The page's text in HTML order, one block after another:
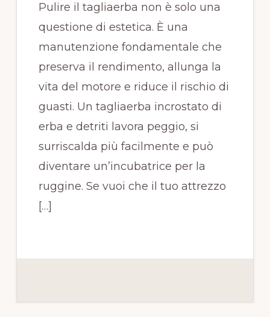
Pulire il tagliaerba non è solo una
questione di estetica. È una
manutenzione fondamentale che
preserva il rendimento, allunga la
vita del motore e riduce il rischio di
guasti. Un tagliaerba incrostato di
erba e detriti lavora peggio, si
surriscalda più facilmente e può
diventare un’incubatrice per la
ruggine. Se vuoi che il tuo attrezzo
[…]